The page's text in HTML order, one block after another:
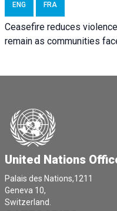
ENG FRA
Ceasefire reduces
remain as communities
United Nations
Palais des Nations,1211
Geneva 10,
Switzerland.